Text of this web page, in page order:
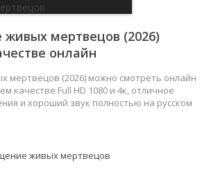
мертвецов (2026)
онлайн
мертвецов (2026) можно смотреть онлайн
качестве Full HD 1080 и 4к, отличное
и хороший звук полностью на русском
живых мертвецов